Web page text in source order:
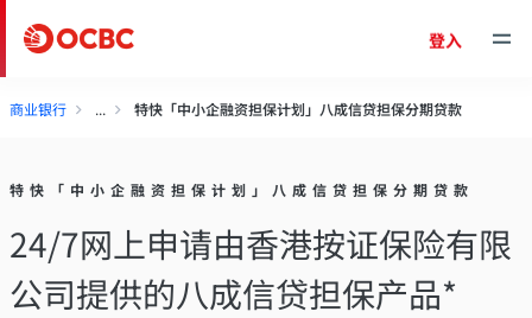
登入
商业银行 特快「中小企融资担保计划」八成信贷担保分期贷款
特快「中小企融资担保计划」八成信贷担保分期贷款
24/7网上申请由香港按证保险有限
公司提供的八成信贷担保产品*